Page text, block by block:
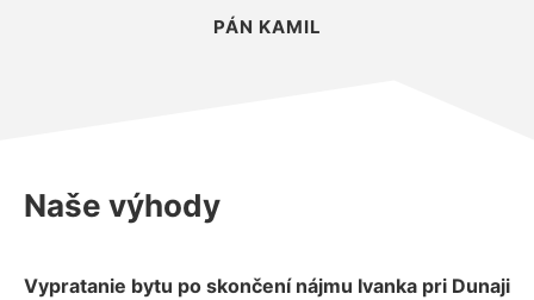
PÁN KAMIL
Naše výhody
Vypratanie bytu po skončení nájmu Ivanka pri Dunaji